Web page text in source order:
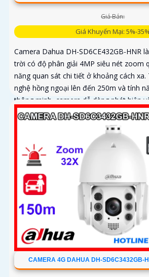
Giá Bán:
Giá Khuyến Mại: 5%-35%
Camera Dahua DH-SD6CE432GB-HNR
trời có độ phân giải 4MP siêu nét zoom
năng quan sát chi tiết ở khoảng cách xa.
nghệ hồng ngoại lên đến 250m và tính
thông minh, camera dễ dàng phát hiện
mục tiêu chuyển động
CAMERA 4G DAHUA DH-SD6C3432GB-